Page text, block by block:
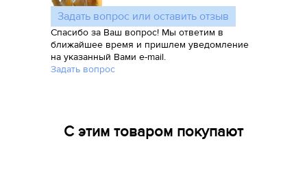
Задать вопрос или оставить отзыв
Спасибо за Ваш вопрос! Мы ответим в
ближайшее время и пришлем уведомление
на указанный Вами e-mail.
Задать вопрос
С этим товаром покупают